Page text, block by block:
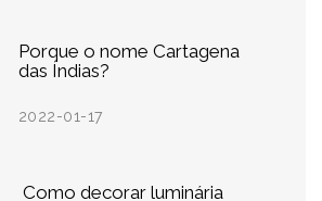
Porque o nome Cartagena
das Índias?
2022-01-17
Como decorar luminária